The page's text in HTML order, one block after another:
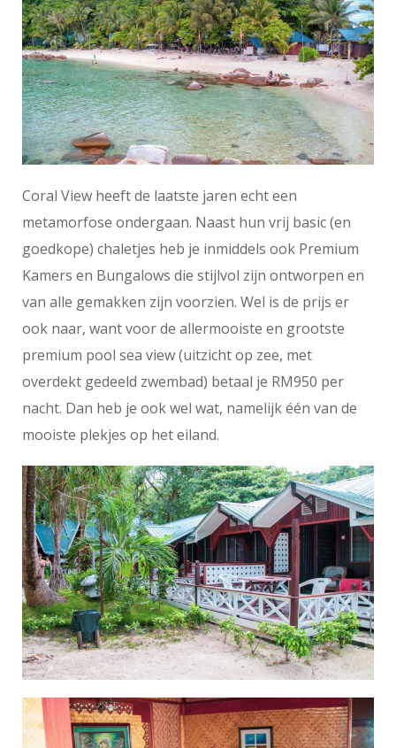
Coral View heeft de laatste jaren echt een
metamorfose ondergaan. Naast hun vrij basic (en
goedkope) chaletjes heb je inmiddels ook Premium
Kamers en Bungalows die stijlvol zijn ontworpen en
van alle gemakken zijn voorzien. Wel is de prijs er
ook naar, want voor de allermooiste en grootste
premium pool sea view (uitzicht op zee, met
overdekt gedeeld zwembad) betaal je RM950 per
nacht. Dan heb je ook wel wat, namelijk één van de
mooiste plekjes op het eiland.